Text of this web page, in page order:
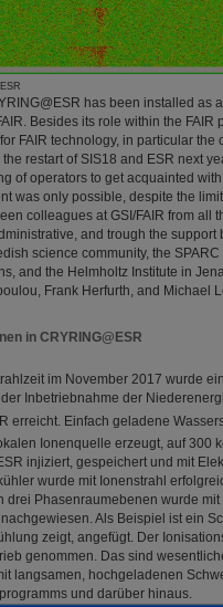
has been installed as
Besides its role within the FAIR
FAIR technology, in particular the
restart of SIS18 and ESR next
of operators to get acquainted
was only possible, despite the
colleagues at GSI/FAIR from all
and trough the support
science community, the
and the Helmholtz Institute in Jena.
Frank Herfurth, and Michael
in CRYRING@ESR
im November 2017 wurde
Inbetriebnahme der
erreicht. Einfach geladene
Ionenquelle erzeugt, auf 300
injiziert, gespeichert und mit
wurde mit Ionenstrahl
drei Phasenraumebenen wurde
Als Beispiel ist ein
zeigt, angefügt. Der
genommen. Das sind
langsamen, hochgeladenen
und darüber hinaus.